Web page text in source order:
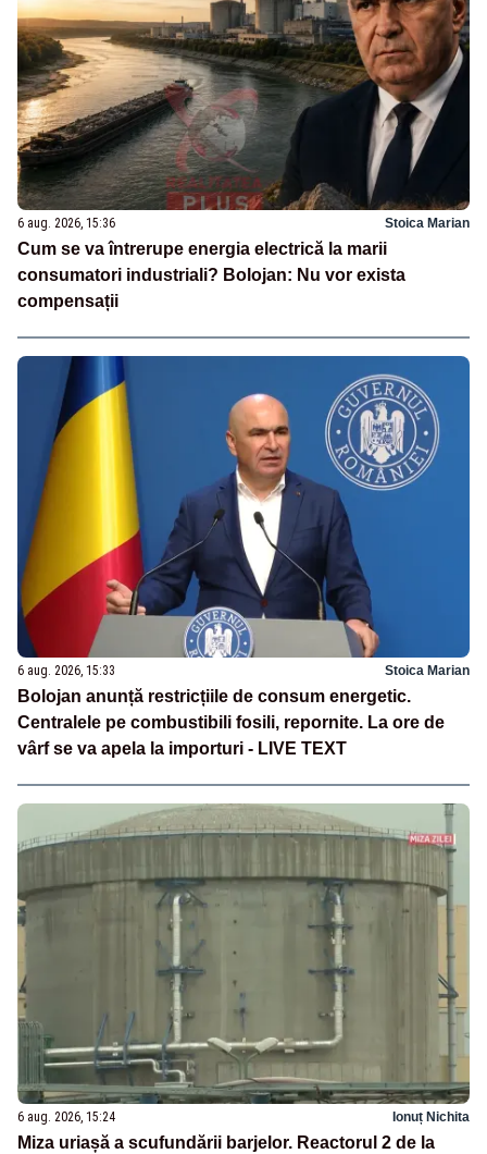
6 aug. 2026, 15:36 Stoica Marian
Cum se va întrerupe energia electrică la marii
consumatori industriali? Bolojan: Nu vor exista
compensații
6 aug. 2026, 15:33 Stoica Marian
Bolojan anunță restricțiile de consum energetic.
Centralele pe combustibili fosili, repornite. La ore de
vârf se va apela la importuri - LIVE TEXT
6 aug. 2026, 15:24 Ionuț Nichita
Miza uriașă a scufundării barjelor. Reactorul 2 de la